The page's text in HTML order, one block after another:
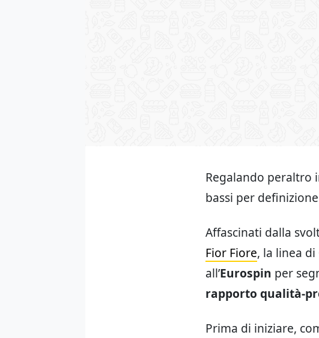
Regalando peraltro
bassi per
Affascinati dalla
Fior Fiore, la linea
all’Eurospin per
rapporto qualità-
Prima di iniziare,